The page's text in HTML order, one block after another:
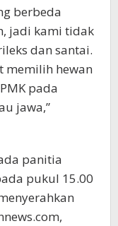
berbeda
jadi kami tidak
dan santai.
memilih hewan
pada
jawa,”
panitia
pukul 15.00